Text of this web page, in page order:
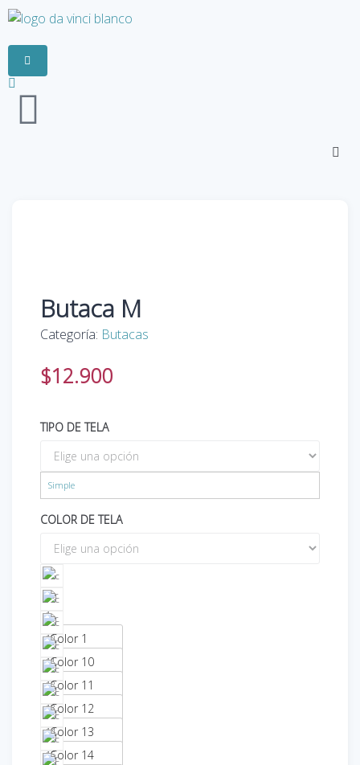
Butaca M
Categoría: Butacas
$12.900
TIPO DE TELA
Simple
COLOR DE TELA
Color 1
Color 10
Color 11
Color 12
Color 13
Color 14